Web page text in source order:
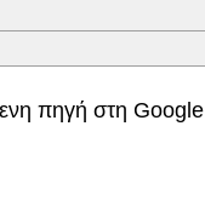
πηγή στη Google